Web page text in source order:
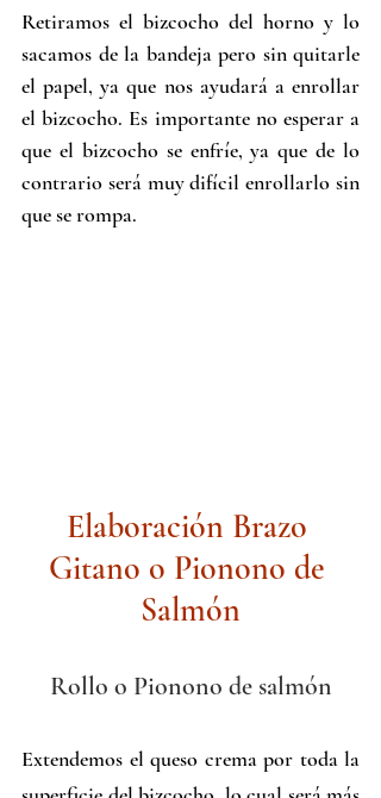
Retiramos el bizcocho del horno y lo
sacamos de la bandeja pero sin quitarle
el papel, ya que nos ayudará a enrollar
el bizcocho. Es importante no esperar a
que el bizcocho se enfríe, ya que de lo
contrario será muy difícil enrollarlo sin
que se rompa.
Elaboración Brazo
Gitano o Pionono de
Salmón
Rollo o Pionono de salmón
Extendemos el queso crema por toda la